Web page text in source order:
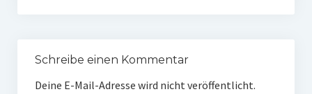
Schreibe einen Kommentar
Deine E-Mail-Adresse wird nicht veröffentlicht.